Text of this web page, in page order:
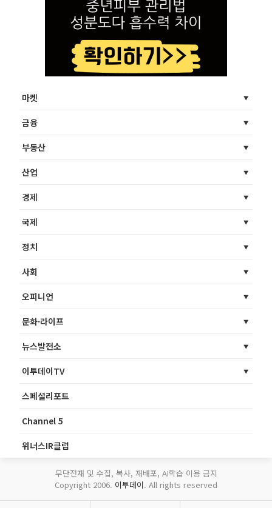
마켓
금융
부동산
산업
경제
국제
정치
사회
오피니언
문화·라이프
뉴스발전소
이투데이TV
스페셜리포트
Channel 5
위너스IR클럽
무단전재 및 수집, 복사, 재배포, AI학습 이용 금지
Copyright 2006. 이투데이. All rights reserved